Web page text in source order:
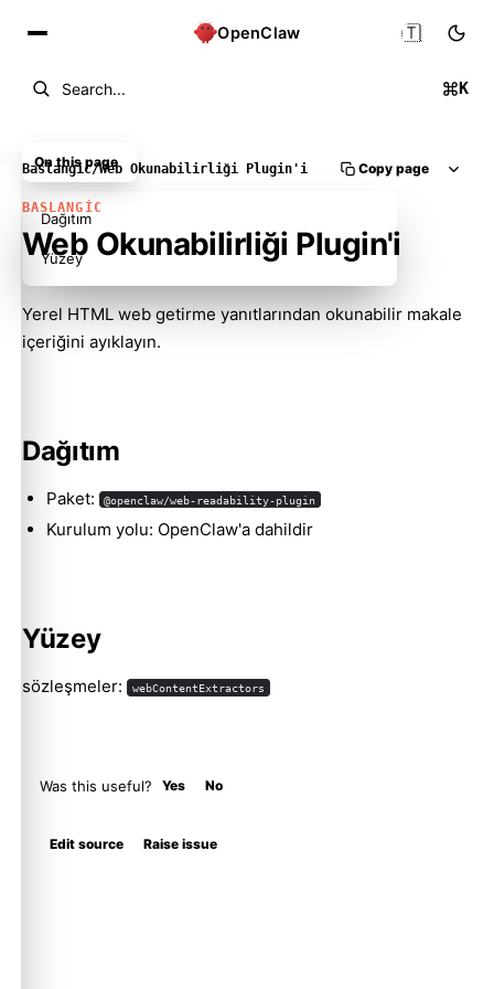
OpenClaw
Search... K
🇹🇷
Baslangic/Web Okunabilirliği Plugin'i Copy page
BASLANGIC
Web Okunabilirliği Plugin'i
Yerel HTML web getirme yanıtlarından okunabilir makale
içeriğini ayıklayın.
Dağıtım
Paket: @openclaw/web-readability-plugin
Kurulum yolu: OpenClaw'a dahildir
Yüzey
sözleşmeler: webContentExtractors
Was this useful? Yes No
Edit source Raise issue
On this page
Dağıtım
Yüzey